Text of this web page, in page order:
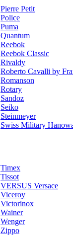
Pierre Petit
Police
Puma
Quantum
Reebok
Reebok Classic
Rivaldy
Roberto Cavalli by
Romanson
Rotary
Sandoz
Seiko
Steinmeyer
Swiss Military
Timex
Tissot
VERSUS Versace
Viceroy
Victorinox
Wainer
Wenger
Zippo